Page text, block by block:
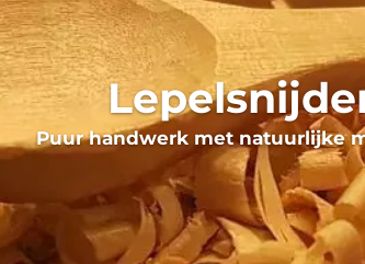
Puur handwerk met natuurlijke